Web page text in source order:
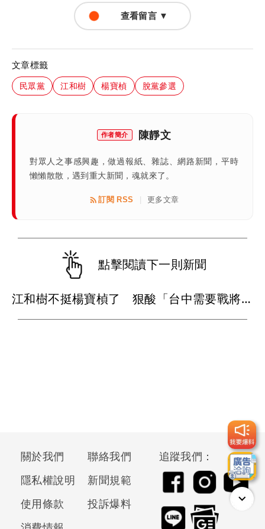
查看留言 ▼
文章標籤
民眾黨 江和樹 楊寶楨 脫黨參選
作者簡介 陳靜文
對眾人之事感興趣，做過報紙、雜誌、網路新聞，平時
懶懶散散，遇到重大新聞，魂就來了。
訂閱 RSS 更多文章
點擊閱讀下一則新聞
江和樹不挺楊寶楨了 狠酸「台中需要戰將不是公主」
關於我們
聯絡我們
隱私權說明
新聞規範
使用條款
投訴爆料
追蹤我們：